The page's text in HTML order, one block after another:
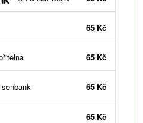
65 Kč
65 Kč
65 Kč
65 Kč